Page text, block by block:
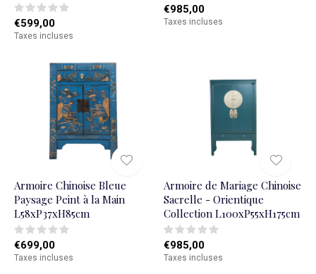
€599,00
Taxes incluses
€985,00
Taxes incluses
Armoire Chinoise Bleue
Paysage Peint à la Main
L58xP37xH85cm
€699,00
Taxes incluses
Armoire de Mariage Chinoise
Sacrelle - Orientique
Collection L100xP55xH175cm
€985,00
Taxes incluses